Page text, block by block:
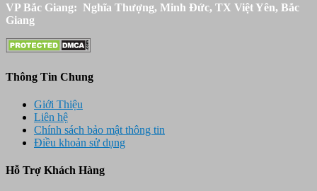
VP Bắc Giang: Nghĩa Thượng, Minh Đức, TX Việt Yên, Bắc
Giang
Thông Tin Chung
Giới Thiệu
Liên hệ
Chính sách bảo mật thông tin
Điều khoản sử dụng
Hỗ Trợ Khách Hàng